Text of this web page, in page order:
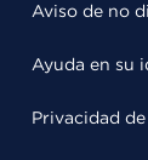
Aviso de no
Ayuda en su
Privacidad